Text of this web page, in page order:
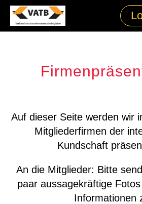
Auf dieser Seite werden wir
Mitgliederfirmen der
Kundschaft
An die Mitglieder: Bitte
paar aussagekräftige
Informationen